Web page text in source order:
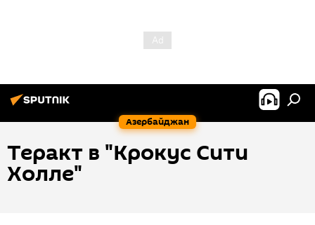
Азербайджан
Теракт в "Крокус Сити
Холле"